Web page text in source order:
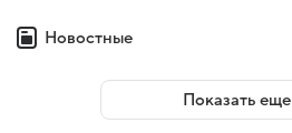
Новостные
Показать еще